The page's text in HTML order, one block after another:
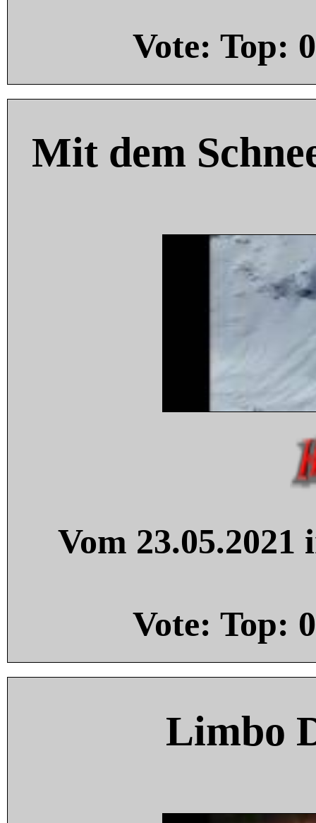
Vote: Top: 0
Mit dem
Vom
Vote: Top: 0
Limbo